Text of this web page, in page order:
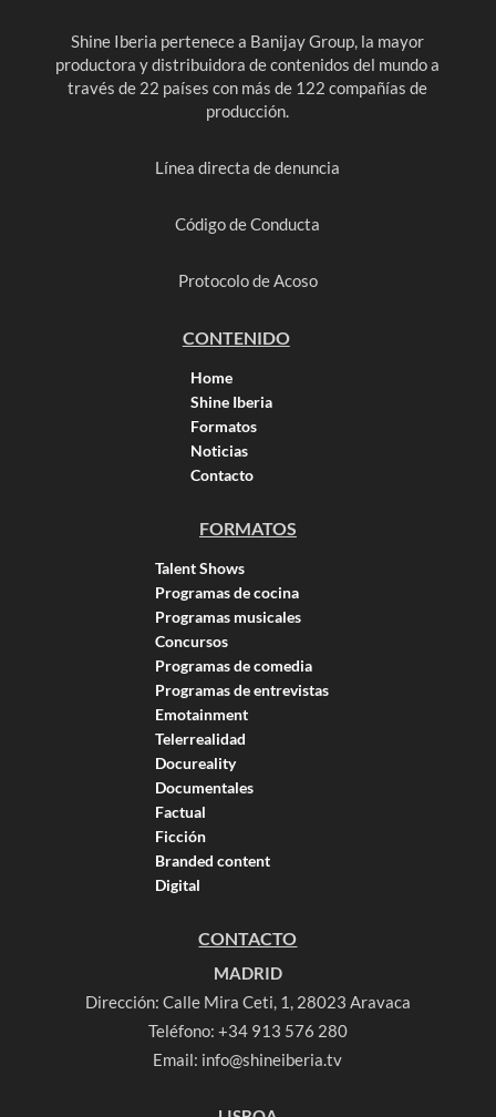
Shine Iberia pertenece a Banijay Group, la mayor
productora y distribuidora de contenidos del mundo a
través de 22 países con más de 122 compañías de
producción.
Línea directa de denuncia
Código de Conducta
Protocolo de Acoso
CONTENIDO
Home
Shine Iberia
Formatos
Noticias
Contacto
FORMATOS
Talent Shows
Programas de cocina
Programas musicales
Concursos
Programas de comedia
Programas de entrevistas
Emotainment
Telerrealidad
Docureality
Documentales
Factual
Ficción
Branded content
Digital
CONTACTO
MADRID
Dirección: Calle Mira Ceti, 1, 28023 Aravaca
Teléfono: +34 913 576 280
Email: info@shineiberia.tv